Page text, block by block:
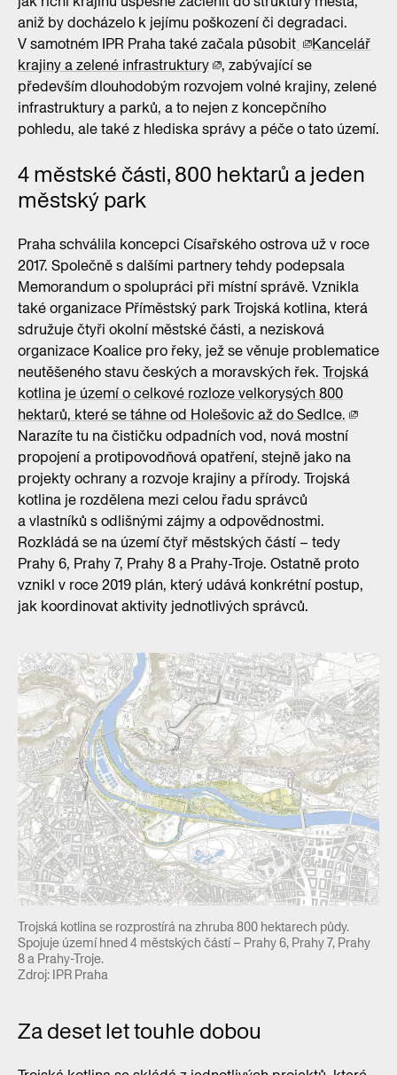
aniž by docházelo k jejímu poškození či degradaci.
V samotném IPR Praha také začala působit
Kancelář
krajiny a zelené infrastruktury
, zabývající se
především dlouhodobým rozvojem volné krajiny, zelené
infrastruktury a parků, a to nejen z koncepčního
pohledu, ale také z hlediska správy a péče o tato území.
4 městské části, 800 hektarů a jeden
městský park
Praha schválila koncepci Císařského ostrova už v roce
2017. Společně s dalšími partnery tehdy podepsala
Memorandum o spolupráci při místní správě. Vznikla
také organizace Příměstský park Trojská kotlina, která
sdružuje čtyři okolní městské části, a nezisková
organizace Koalice pro řeky, jež se věnuje problematice
neutěšeného stavu českých a moravských řek. Trojská
kotlina je území o celkové rozloze velkorysých 800
hektarů, které se táhne od Holešovic až do Sedlce.
Narazíte tu na čističku odpadních vod, nová mostní
propojení a protipovodňová opatření, stejně jako na
projekty ochrany a rozvoje krajiny a přírody. Trojská
kotlina je rozdělena mezi celou řadu správců
a vlastníků s odlišnými zájmy a odpovědnostmi.
Rozkládá se na území čtyř městských částí – tedy
Prahy 6, Prahy 7, Prahy 8 a Prahy-Troje. Ostatně proto
vznikl v roce 2019 plán, který udává konkrétní postup,
jak koordinovat aktivity jednotlivých správců.
Trojská kotlina se rozprostírá na zhruba 800 hektarech půdy.
Spojuje území hned 4 městských částí – Prahy 6, Prahy 7, Prahy
8 a Prahy-Troje.
Zdroj: IPR Praha
Za deset let touhle dobou